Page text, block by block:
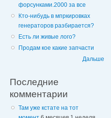
форсунками.2000 за все
Кто-нибудь в мпркировках
генераторов разбирается?
Есть ли живые лого?
Продам кое какие запчасти
Дальше
Последние
комментарии
Там уже кстате на тот